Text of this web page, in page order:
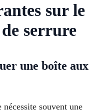
sur le
serrure
une boîte aux
souvent une